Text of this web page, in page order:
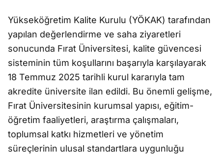
Yükseköğretim Kalite Kurulu (YÖKAK) tarafından
yapılan değerlendirme ve saha ziyaretleri
sonucunda Fırat Üniversitesi, kalite güvencesi
sisteminin tüm koşullarını başarıyla karşılayarak
18 Temmuz 2025 tarihli kurul kararıyla tam
akredite üniversite ilan edildi. Bu önemli gelişme,
Fırat Üniversitesinin kurumsal yapısı, eğitim-
öğretim faaliyetleri, araştırma çalışmaları,
toplumsal katkı hizmetleri ve yönetim
süreçlerinin ulusal standartlara uygunluğu